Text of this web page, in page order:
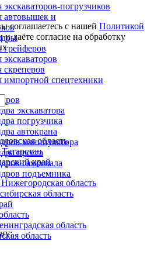
погрузчиков
автовышек и
спецтехники
экскаватора
погрузчика
автокрана
манипулятора
пресса
самосвала
подъемника
соглашаетесь с нашейПолитикой
и даёте согласие на обработку
область
край
область
область
область
область